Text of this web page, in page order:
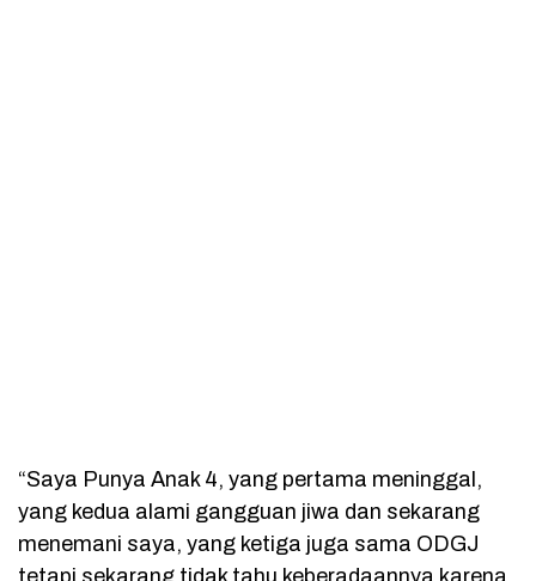
“Saya Punya Anak 4, yang pertama meninggal,
yang kedua alami gangguan jiwa dan sekarang
menemani saya, yang ketiga juga sama ODGJ
tetapi sekarang tidak tahu keberadaannya karena